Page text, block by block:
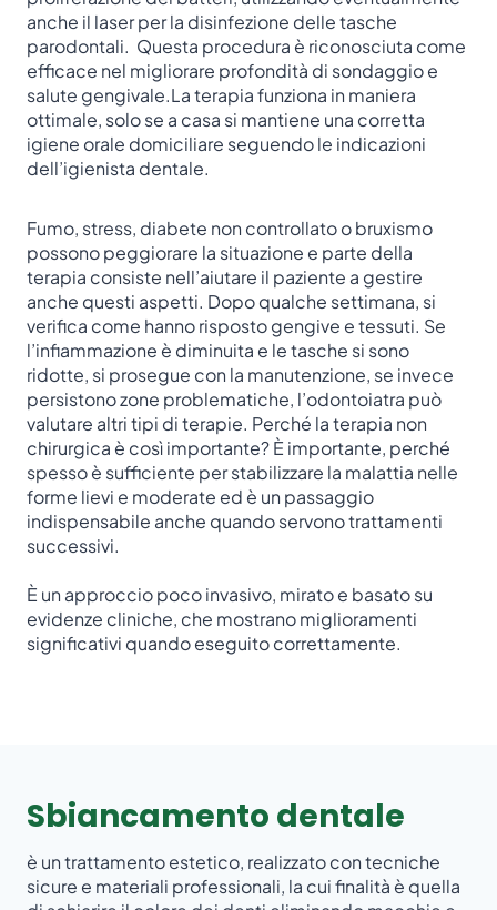
anche il laser per la disinfezione delle tasche
parodontali. Questa procedura è riconosciuta come
efficace nel migliorare profondità di sondaggio e
salute gengivale.La terapia funziona in maniera
ottimale, solo se a casa si mantiene una corretta
igiene orale domiciliare seguendo le indicazioni
dell’igienista dentale.
Fumo, stress, diabete non controllato o bruxismo
possono peggiorare la situazione e parte della
terapia consiste nell’aiutare il paziente a gestire
anche questi aspetti. Dopo qualche settimana, si
verifica come hanno risposto gengive e tessuti. Se
l’infiammazione è diminuita e le tasche si sono
ridotte, si prosegue con la manutenzione, se invece
persistono zone problematiche, l’odontoiatra può
valutare altri tipi di terapie. Perché la terapia non
chirurgica è così importante? È importante, perché
spesso è sufficiente per stabilizzare la malattia nelle
forme lievi e moderate ed è un passaggio
indispensabile anche quando servono trattamenti
successivi.
È un approccio poco invasivo, mirato e basato su
evidenze cliniche, che mostrano miglioramenti
significativi quando eseguito correttamente.
Sbiancamento dentale
è un trattamento estetico, realizzato con tecniche
sicure e materiali professionali, la cui finalità è quella